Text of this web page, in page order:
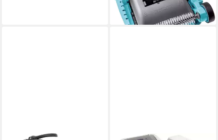
90,57 €
lieferbar - in 4-5 Werktagen bei dir